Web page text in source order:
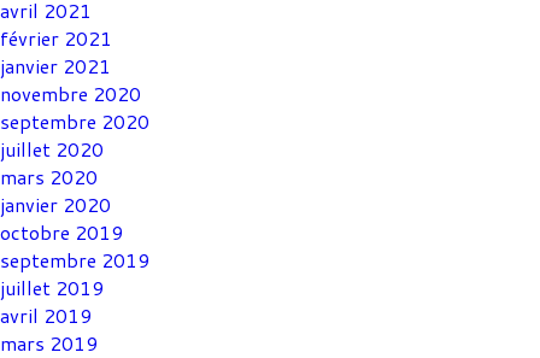
avril 2021
février 2021
janvier 2021
novembre 2020
septembre 2020
juillet 2020
mars 2020
janvier 2020
octobre 2019
septembre 2019
juillet 2019
avril 2019
mars 2019